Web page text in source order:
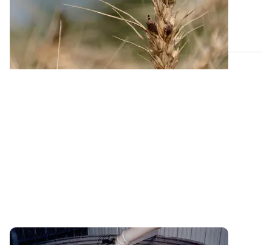
moissonné ! C’est peut-être des...
03 JUILL. 2025